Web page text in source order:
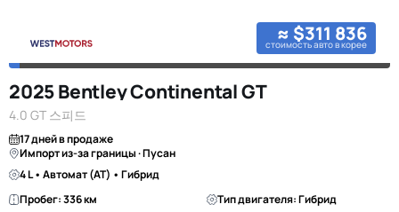
≈ $311 836
стоимость авто в корее
2025 Bentley Continental GT
4.0 GT 스피드
17 дней в продаже
Импорт из-за границы · Пусан
4 L • Автомат (AT) • Гибрид
Пробег: 336 км
Тип двигателя: Гибрид